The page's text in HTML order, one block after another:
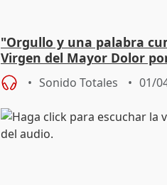
"Orgullo y una palabra
Virgen del Mayor Dolor
traje luces de El Cordobés
Sonido Totales 01/